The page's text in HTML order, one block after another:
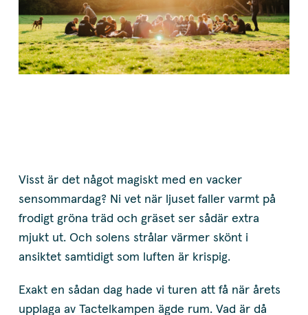
Visst är det något magiskt med en vacker
sensommardag? Ni vet när ljuset faller varmt på
frodigt gröna träd och gräset ser sådär extra
mjukt ut. Och solens strålar värmer skönt i
ansiktet samtidigt som luften är krispig.
Exakt en sådan dag hade vi turen att få när årets
upplaga av Tactelkampen ägde rum. Vad är då